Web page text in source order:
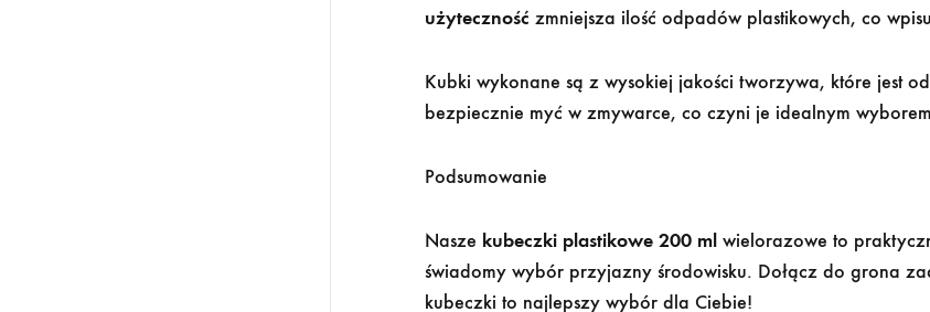
użyteczność zmniejsza ilość odpadów plastikowych, co
Kubki wykonane są z wysokiej jakości tworzywa, które jest
bezpiecznie myć w zmywarce, co czyni je idealnym
Podsumowanie
Nasze kubeczki plastikowe 200 ml wielorazowe to
świadomy wybór przyjazny środowisku. Dołącz do grona
kubeczki to najlepszy wybór dla Ciebie!